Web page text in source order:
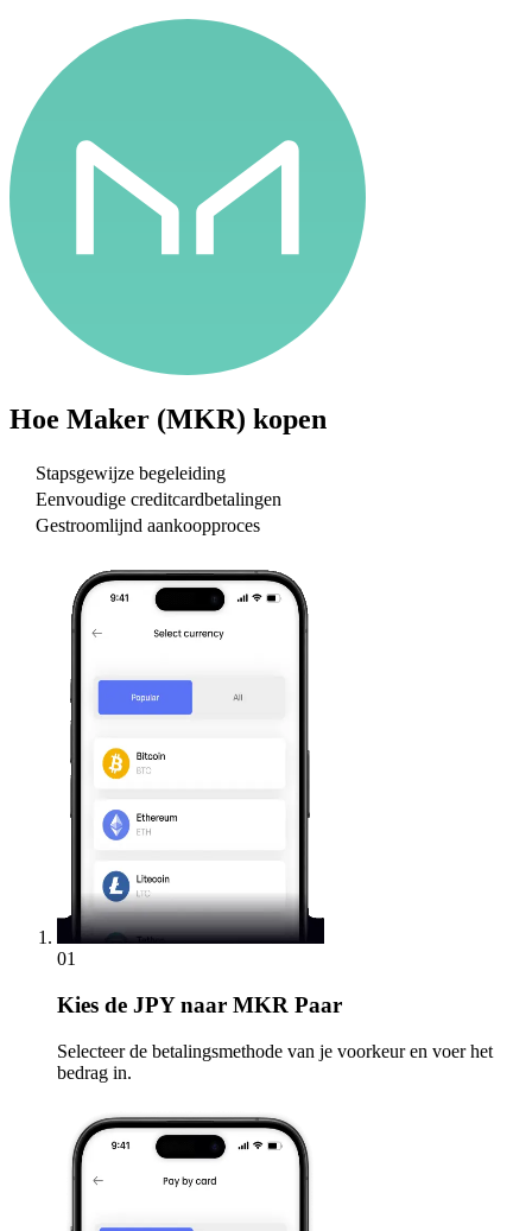
Hoe Maker (MKR) kopen
Stapsgewijze begeleiding
Eenvoudige creditcardbetalingen
Gestroomlijnd aankoopproces
01
Kies de JPY naar MKR Paar
Selecteer de betalingsmethode van je voorkeur en voer het
bedrag in.